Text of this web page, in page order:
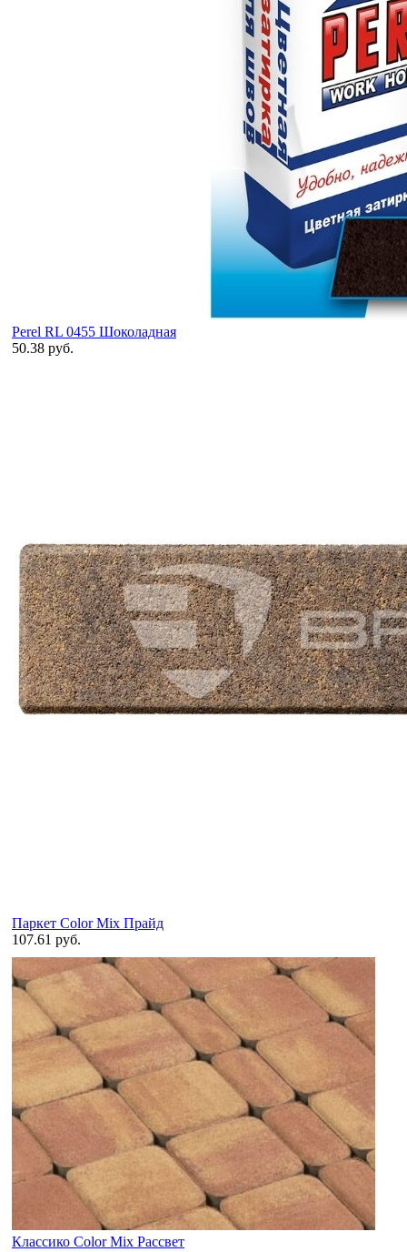
Perel RL 0455 Шоколадная
50.38 руб.
Паркет Color Mix Прайд
107.61 руб.
Классико Color Mix Рассвет